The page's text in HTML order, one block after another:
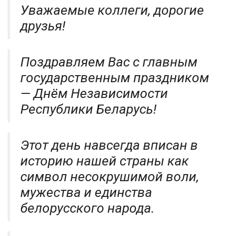
Уважаемые коллеги, дорогие
друзья!
Поздравляем Вас с главным
государственным праздником
— Днём Независимости
Республики Беларусь!
Этот день навсегда вписан в
историю нашей страны как
символ несокрушимой воли,
мужества и единства
белорусского народа.